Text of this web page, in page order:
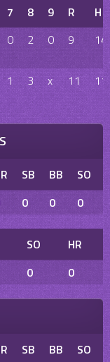
7 8 9 R
H
0 2 0 9 14
1 3 x 11 11
SB BB SO
0 0 0
SO
HR
0 0
SB BB SO